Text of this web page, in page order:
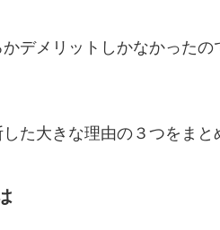
かデメリットしかなかった
た大きな理由の３つをまと